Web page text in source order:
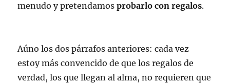
menudo y pretendamosprobarlo con regalos.
Aúno los dos párrafos anteriores: cada vez
estoy más convencido de que los regalos de
verdad, los que llegan al alma, no requieren que